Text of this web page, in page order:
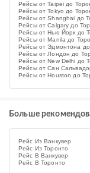
Рейсы от Taipei до
Рейсы от Tokyo до
Рейсы от Shanghai до
Рейсы от Calgary до
Рейсы от Нью Йорк до
Рейсы от Manila до
Рейсы от Эдмонтона до
Рейсы от Лондон до
Рейсы от New Delhi до
Рейсы от Сан
Рейсы от Houston до
Больше
Рейс Из Ванкувер
Рейс Из Торонто
Рейс В Ванкувер
Рейс В Торонто